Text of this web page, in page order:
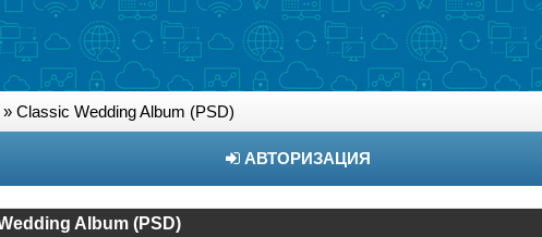
» Classic Wedding Album (PSD)
АВТОРИЗАЦИЯ
Album (PSD)